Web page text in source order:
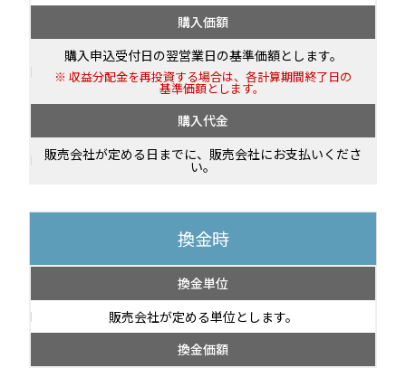
購入価額
購入申込受付日の翌営業日の基準価額とします。
収益分配金を再投資する場合は、各計算期間終了日の
基準価額とします。
購入代金
販売会社が定める日までに、販売会社にお支払いくださ
い。
換金時
換金単位
販売会社が定める単位とします。
換金価額